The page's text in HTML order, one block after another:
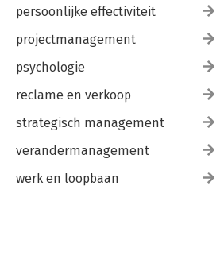
persoonlijke effectiviteit
projectmanagement
psychologie
reclame en verkoop
strategisch management
verandermanagement
werk en loopbaan